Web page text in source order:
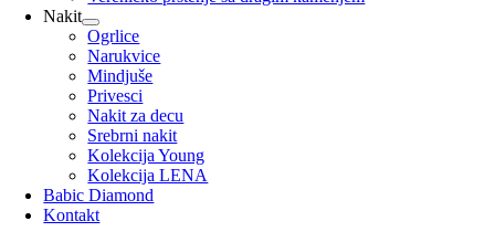
Nakit
Ogrlice
Narukvice
Mindjuše
Privesci
Nakit za decu
Srebrni nakit
Kolekcija Young
Kolekcija LENA
Babic Diamond
Kontakt